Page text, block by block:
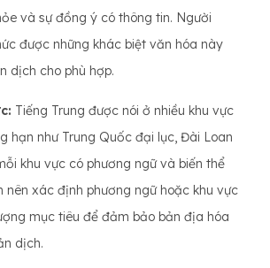
và sự đồng ý có thông tin. Người
được những khác biệt văn hóa này
dịch cho phù hợp.
Tiếng Trung được nói ở nhiều khu vực
hạn như Trung Quốc đại lục, Đài Loan
khu vực có phương ngữ và biến thể
nên xác định phương ngữ hoặc khu vực
mục tiêu để đảm bảo bản địa hóa
dịch.